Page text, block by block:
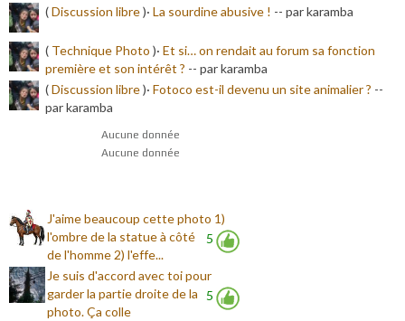
(Discussion libre)· La sourdine abusive ! -- par karamba
( Technique Photo )· Et si… on rendait au forum sa fonction
première et son intérêt ? -- par karamba
(Discussion libre)· Fotoco est-il devenu un site animalier ? --
par karamba
Aucune donnée
Aucune donnée
5
J'aime beaucoup cette photo 1)
l'ombre de la statue à côté
de l'homme 2) l'effe...
5
Je suis d'accord avec toi pour
garder la partie droite de la
photo. Ça colle